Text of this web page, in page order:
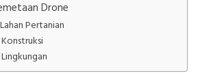
Drone
Pertanian